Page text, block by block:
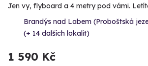
Jen vy, flyboard a 4 metry pod vámi.
Brandýs nad Labem (Proboštská
(+ 14 dalších lokalit)
1 590 Kč